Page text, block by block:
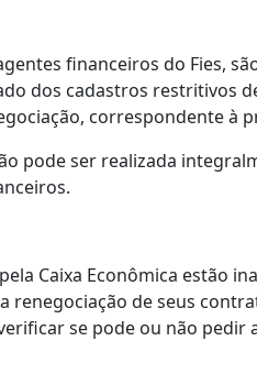
financeiros do Fies,
dos cadastros restritivos
correspondente à
pode ser realizada
Caixa Econômica estão
renegociação de seus
se pode ou não pedir